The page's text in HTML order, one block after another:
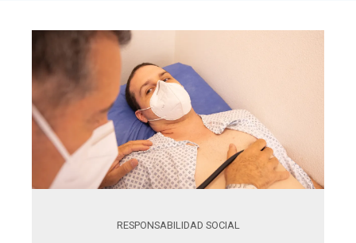
RESPONSABILIDAD SOCIAL